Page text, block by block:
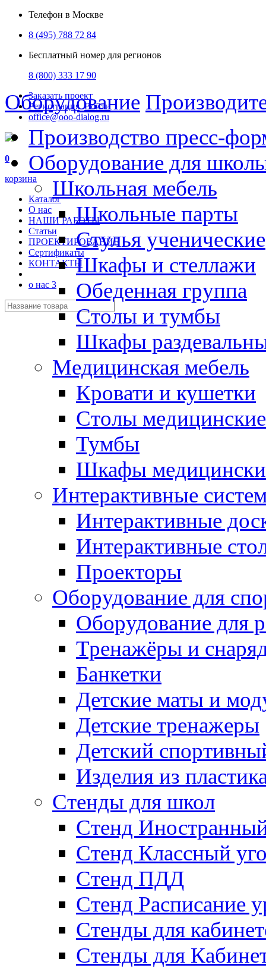
Телефон в Москве
8 (495) 788 72 84
Бесплатный номер для регионов
8 (800) 333 17 90
Заказать проект
Регистрация Войти
office@ooo-dialog.ru
0
корзина
Каталог
О нас
НАШИ РАБОТЫ
Статьи
ПРОЕКТИРОВАНИЕ
Сертификаты
КОНТАКТЫ
о нас 3
Оборудование
Производство пресс-
Оборудование для
Школьная мебель
Школьные парты
Стулья ученические
Шкафы и стеллажи
Обеденная группа
Столы и тумбы
Шкафы
Медицинская мебель
Кровати и кушетки
Столы медицинские
Тумбы
Шкафы
Интерактивные
Интерактивные
Интерактивные
Проекторы
Оборудование для
Оборудование для
Тренажёры и
Банкетки
Детские маты и
Детские тренажеры
Детский
Изделия из
Стенды для школ
Стенд
Стенд Классный
Стенд ПДД
Стенд Расписание
Стенды для
Стенды для